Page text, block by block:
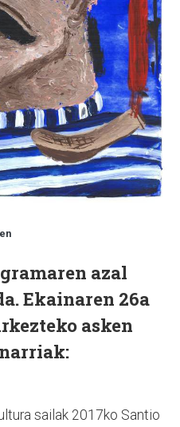
azal
Ekainaren 26a
asken
sailak 2017ko Santio